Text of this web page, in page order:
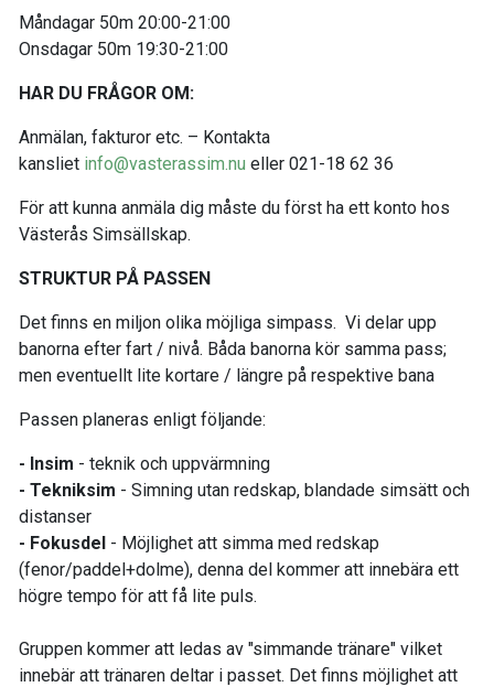
Måndagar 50m 20:00-21:00
Onsdagar 50m 19:30-21:00
HAR DU FRÅGOR OM:
Anmälan, fakturor etc. – Kontakta
kansliet info@vasterassim.nu eller 021-18 62 36
För att kunna anmäla dig måste du först ha ett konto hos
Västerås Simsällskap.
STRUKTUR PÅ PASSEN
Det finns en miljon olika möjliga simpass. Vi delar upp
banorna efter fart / nivå. Båda banorna kör samma pass;
men eventuellt lite kortare / längre på respektive bana
Passen planeras enligt följande:
- Insim - teknik och uppvärmning
- Tekniksim - Simning utan redskap, blandade simsätt och
distanser
- Fokusdel - Möjlighet att simma med redskap
(fenor/paddel+dolme), denna del kommer att innebära ett
högre tempo för att få lite puls.
Gruppen kommer att ledas av "simmande tränare" vilket
innebär att tränaren deltar i passet. Det finns möjlighet att